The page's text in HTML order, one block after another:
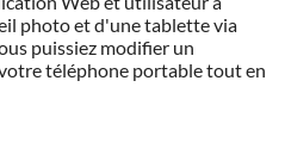
photo et d'une tablette via
puissiez modifier un
téléphone portable tout en